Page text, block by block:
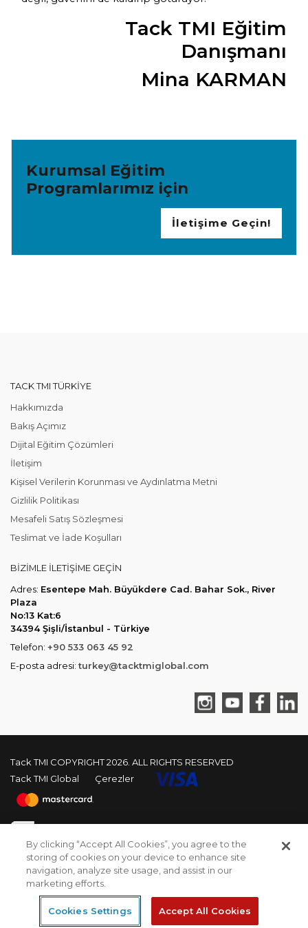
Korumalı Alışveriş
PCI-DSS Ödeme Güvenliği
iyzico Korumalı Alışveriş
Tack TMI Eğitim
Danışmanı
Mina KARMAN
Kurumsal Eğitim
Programlarımız için
İletişime Geçin!
TACK TMI TÜRKIYE
Hakkımızda
Bakış Açımız
Dijital Eğitim Çözümleri
İletişim
Kişisel Verilerin Korunması ve Aydınlatma Metni
Gizlilik Politikası
Mesafeli Satış Sözleşmesi
Teslimat ve İade Koşulları
BIZIMLE ILETIŞIME GEÇIN
Adres: Esentepe Mah. Büyükdere Cad. Bahar Sok., River
Plaza
No:13 Kat:6
34394 Şişli/İstanbul - Türkiye
Telefon: +90 533 063 45 92
E-posta adresi:turkey@tacktmiglobal.com
Tack TMI COPYRIGHT 2026. ALL RIGHTS RESERVED
Tack TMI Global
Çerezler
Burası denemeler yapmak amacıyla oluşturulmuş bir
Demo/Test sistemidir. — Sipariş işlemleri
yapmayın.Kapat
By clicking “Accept All Cookies”, you agree to the
storing of cookies on your device to enhance site
navigation, analyze site usage, and assist in our
marketing efforts.
Cookies Settings Accept All Cookies